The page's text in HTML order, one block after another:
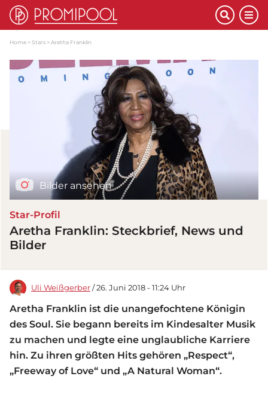
Home Stars Aretha Franklin
Bilder ansehen
Star-Profil
Aretha Franklin: Steckbrief, News und
Bilder
Uli Weißgerber / 26. Juni 2018 - 11:24 Uhr
Aretha Franklin ist die unangefochtene Königin
des Soul. Sie begann bereits im Kindesalter Musik
zu machen und legte eine unglaubliche Karriere
hin. Zu ihren größten Hits gehören „Respect“,
„Freeway of Love“ und „A Natural Woman“.